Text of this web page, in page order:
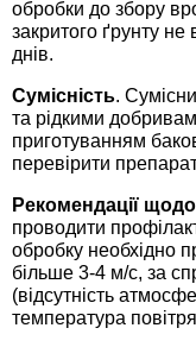
обробки до збору
закритого ґрунту
днів.
Сумісність.
та рідкими
приготуванням
перевірити
Рекомендації
проводити
обробку необхідно
більше 3-4 м/с, за
(відсутність
температура